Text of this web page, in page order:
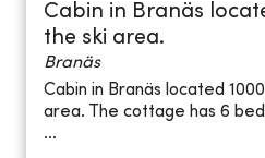
Cabin in Branäs
the ski area.
Branäs
Cabin in Branäs located
area. The cottage has 6
...